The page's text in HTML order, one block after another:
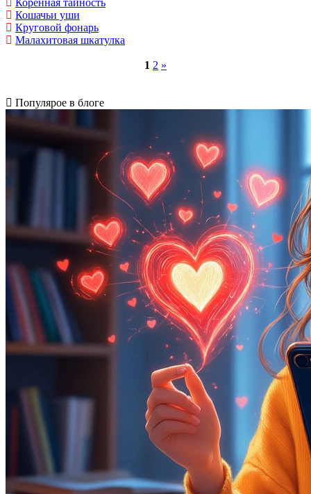
Кошачьи уши
Круговой фонарь
Малахитовая шкатулка
1 2 »
Популярое в блоге